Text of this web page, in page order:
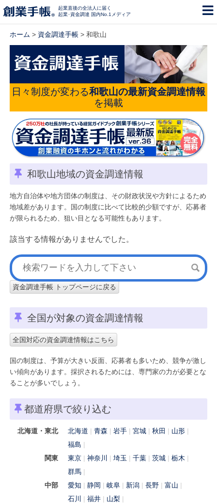
起業直後の全法人に届く
起業･資金調達 国内No.1メディア
ホーム > 資金調達手帳 > 和歌山
日々制度が変わる和歌山の最新資金調達情報
を掲載
和歌山地域の資金調達情報
地方自治体や地方団体の制度は、その財政状況や方針によるため
地域差があります。国の制度に比べて比較的少額ですが、応募者
が限られるため、狙い目となる可能性もあります。
該当する情報がありませんでした。
資金調達手帳 トップページに戻る
全国が対象の資金調達情報
全国対応の資金調達情報はこちら
国の制度は、予算が大きい反面、応募者も多いため、競争が激し
い傾向があります。採択されるためには、専門家の力が必要とな
ることが多いでしょう。
都道府県で絞り込む
北海道・東北 北海道 青森 岩手 宮城 秋田
山形
福島
関東
東京 神奈川 埼玉 千葉 茨城
栃木
群馬
中部
愛知 静岡 岐阜 新潟 長野
富山
石川
福井
山梨